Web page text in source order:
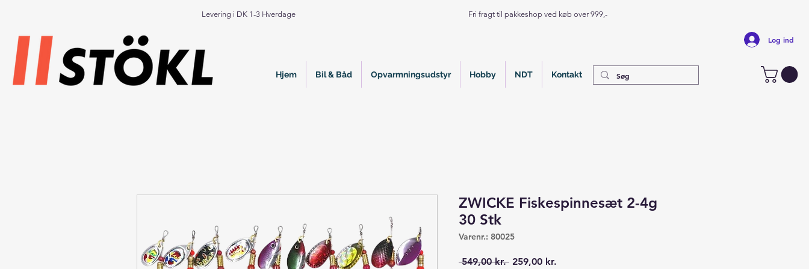
Hjem Bil & Båd Opvarmningsudstyr Hobby NDT Kontakt
Log ind
Levering i DK 1-3 Hverdage Fri fragt til pakkeshop ved køb over 999,-
ZWICKE Fiskespinnesæt 2-4g
30 Stk
Varenr.: 80025
549,00 kr. Regulær
259,00 kr.